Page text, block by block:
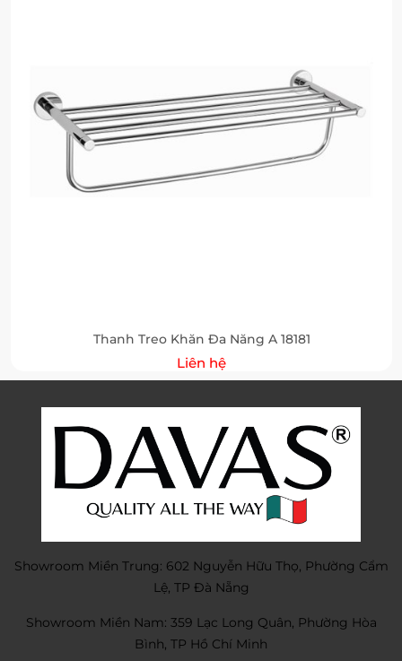
Thanh Treo Khăn Đa Năng A 18181
Liên hệ
Showroom Miền Trung: 602 Nguyễn Hữu Thọ, Phường Cẩm
Lệ, TP Đà Nẵng
Showroom Miền Nam: 359 Lạc Long Quân, Phường Hòa
Bình, TP Hồ Chí Minh